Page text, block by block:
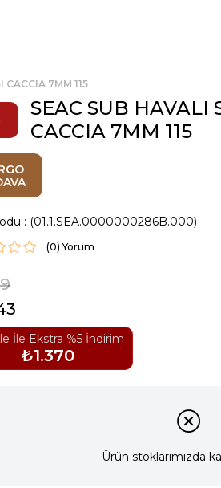
CACCIA 7MM 115
SEAC SUB HAVALI
CACCIA 7MM 115
(01.1.SEA.0000000286B.000)
(0)
İle Ekstra %5 İndirim
₺1.370
Ürün stoklarımızda